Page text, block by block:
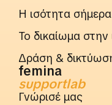
Η ισότητα σήμερα
Το δικαίωμα στην
Δράση &
femina
supportlab
Γνώρισέ μας